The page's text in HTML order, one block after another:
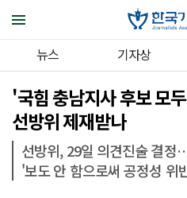
뉴스 기자상
'국힘 충남지사 후보 모
선방위 제재받나
선방위, 29일 의견진술 결정
'보도 안 함으로써 공정성 위